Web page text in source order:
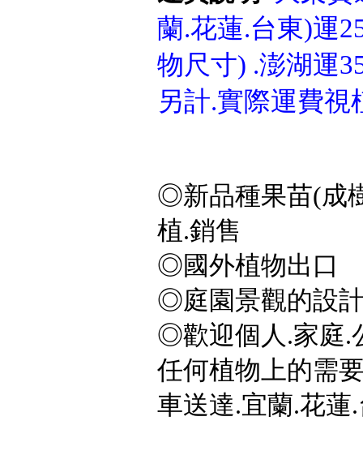
蘭.花蓮.台東)運
物尺寸) .澎湖運
另計.實際運費
◎新品種果苗(成
植.銷售
◎國外植物出口
◎庭園景觀的設
◎歡迎個人.家庭.
任何植物上的需
車送達.宜蘭.花蓮